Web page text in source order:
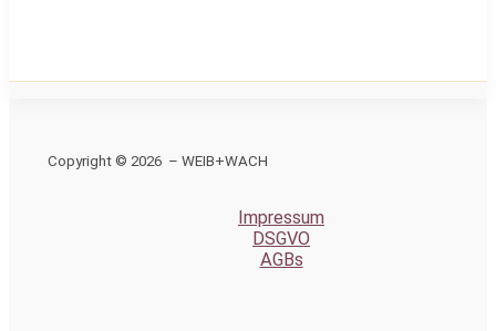
Copyright © 2026 – WEIB+WACH
Impressum
DSGVO
AGBs